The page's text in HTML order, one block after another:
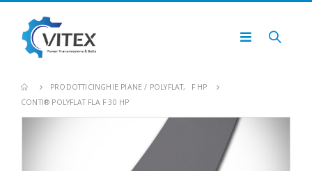
PRODOTTI CINGHIE PIANE / POLYFLAT,
F HP
CONTI® POLYFLAT FLA F 30 HP